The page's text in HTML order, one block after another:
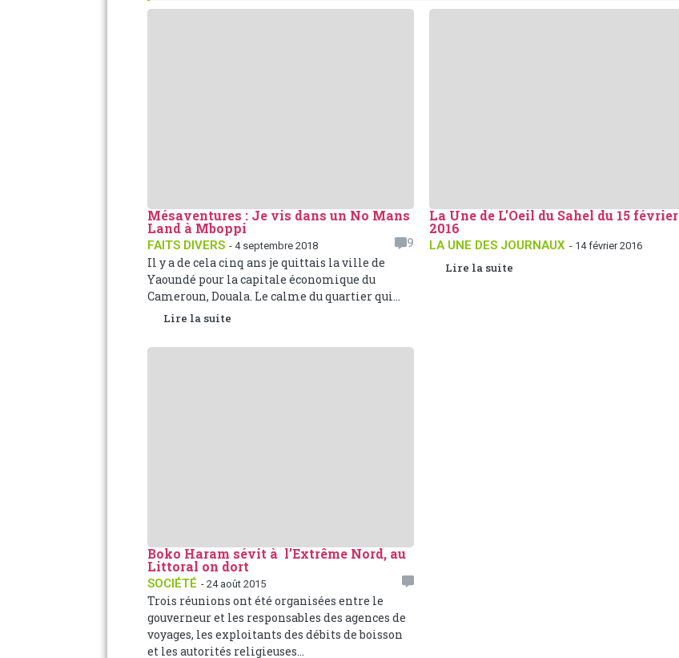
Mésaventures : Je vis dans un No Mans
Land à Mboppi
FAITS DIVERS - 4 septembre 2018 9
Il y a de cela cinq ans je quittais la ville de
Yaoundé pour la capitale économique du
Cameroun, Douala. Le calme du quartier qui...
Lire la suite
La Une de L’Oeil du Sahel du 15 février
2016
LA UNE DES JOURNAUX - 14 février 2016
Lire la suite
Boko Haram sévit à l’Extrême Nord, au
Littoral on dort
SOCIÉTÉ - 24 août 2015
Trois réunions ont été organisées entre le
gouverneur et les responsables des agences de
voyages, les exploitants des débits de boisson
et les autorités religieuses...